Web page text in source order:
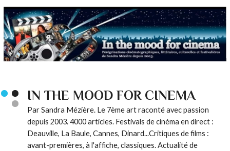
IN THE MOOD FOR CINEMA
Par Sandra Mézière. Le 7ème art raconté avec passion
depuis 2003. 4000 articles. Festivals de cinéma en direct :
Deauville, La Baule, Cannes, Dinard...Critiques de films :
avant-premières, à l'affiche, classiques. Actualité de